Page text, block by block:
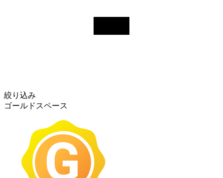
絞り込み
ゴールドスペース